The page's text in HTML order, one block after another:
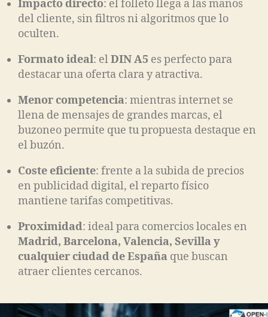
Impacto directo: el folleto llega a las manos
del cliente, sin filtros ni algoritmos que lo
oculten.
Formato ideal: elDIN A5 es perfecto para
destacar una oferta clara y atractiva.
Menor competencia: mientras internet se
llena de mensajes de grandes marcas, el
buzoneo permite que tu propuesta destaque en
el buzón.
Coste eficiente: frente a la subida de precios
en publicidad digital, el reparto físico
mantiene tarifas competitivas.
Proximidad: ideal para comercios locales en
Madrid, Barcelona, Valencia, Sevilla y
cualquier ciudad de España que buscan
atraer clientes cercanos.